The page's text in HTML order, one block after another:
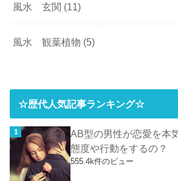
風水 玄関 (11)
風水 観葉植物 (5)
☆歴代人気記事ランキング☆
AB型の男性が恋愛を本
態度や行動をするの？
555.4k件のビュー